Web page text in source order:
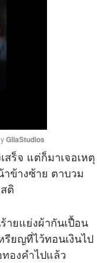
GliaStudios
สร็จ แต่ก็มาเจอเหตุ
ข้างซ้าย ตาบวม
ติ
ายแย่งผ้ากันเปื้อน
รียญที่ไว้ทอนเงินไป
ทองคำไปแล้ว